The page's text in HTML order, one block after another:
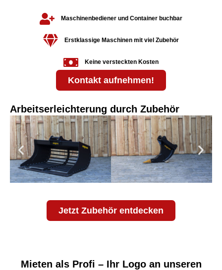
Maschinenbediener und Container buchbar
Erstklassige Maschinen mit viel Zubehör
Keine versteckten Kosten
Kontakt aufnehmen!
Arbeitserleichterung durch Zubehör
Jetzt Zubehör entdecken
Mieten als Profi – Ihr Logo an unseren